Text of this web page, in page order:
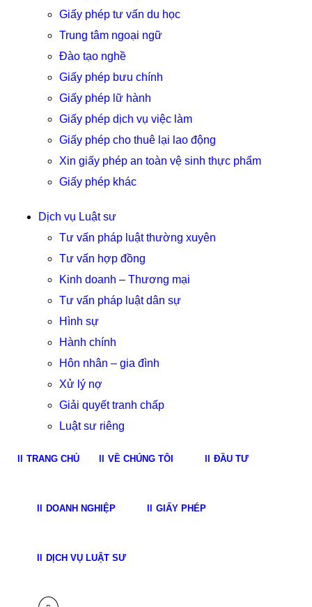
Giấy phép tư vấn du học
Trung tâm ngoại ngữ
Đào tạo nghề
Giấy phép bưu chính
Giấy phép lữ hành
Giấy phép dịch vụ việc làm
Giấy phép cho thuê lại lao động
Xin giấy phép an toàn vệ sinh thực phẩm
Giấy phép khác
Dịch vụ Luật sư
Tư vấn pháp luật thường xuyên
Tư vấn hợp đồng
Kinh doanh – Thương mại
Tư vấn pháp luật dân sự
Hình sự
Hành chính
Hôn nhân – gia đình
Xử lý nợ
Giải quyết tranh chấp
Luật sư riêng
TRANG CHỦ VỀ CHÚNG TÔI ĐẦU TƯ
DOANH NGHIỆP GIẤY PHÉP
DỊCH VỤ LUẬT SƯ